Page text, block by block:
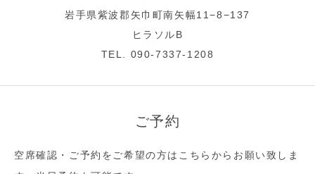
岩手県紫波郡矢巾町南矢幅11−8−137
ヒラソルB
TEL. 090-7337-1208
ご予約
空席確認・ご予約をご希望の方はこちらからお願い致しま